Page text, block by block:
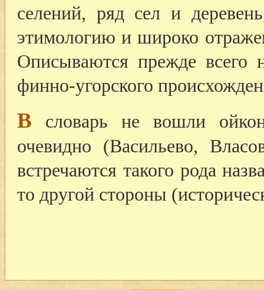
селений, ряд сел и
этимологию и широко
Описываются прежде всего
финно-угорского
В словарь не вошли
очевидно (Васильево,
встречаются такого рода
то другой стороны